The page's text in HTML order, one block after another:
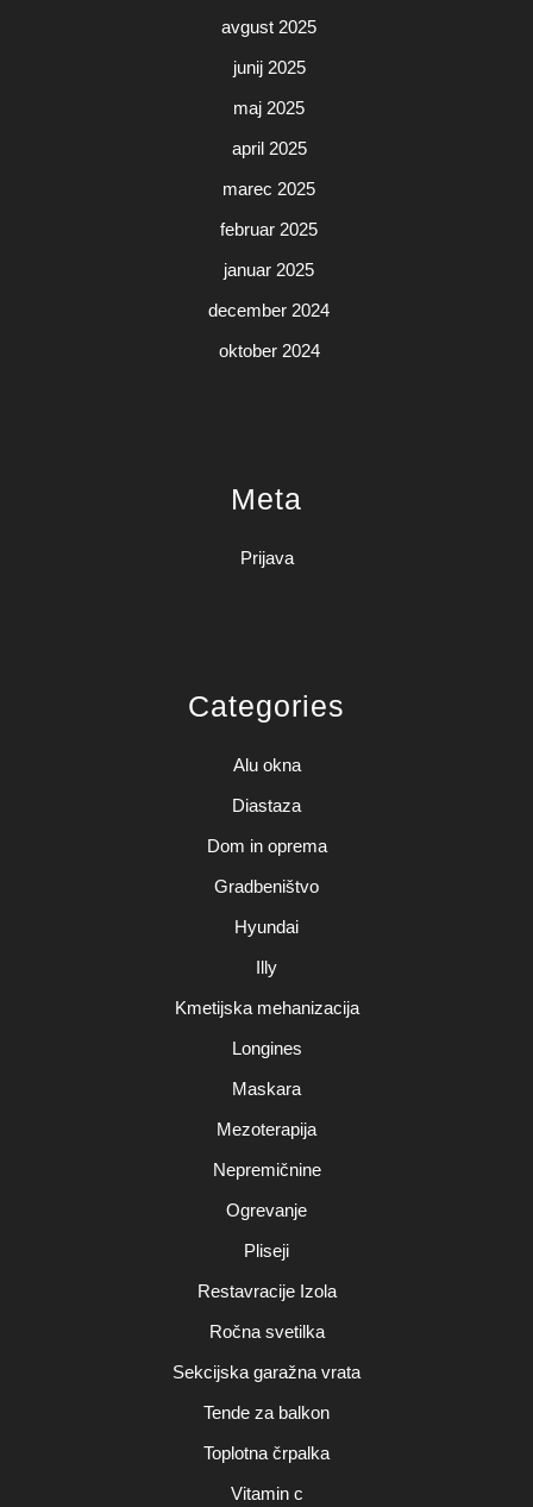
avgust 2025
junij 2025
maj 2025
april 2025
marec 2025
februar 2025
januar 2025
december 2024
oktober 2024
Meta
Prijava
Categories
Alu okna
Diastaza
Dom in oprema
Gradbeništvo
Hyundai
Illy
Kmetijska mehanizacija
Longines
Maskara
Mezoterapija
Nepremičnine
Ogrevanje
Pliseji
Restavracije Izola
Ročna svetilka
Sekcijska garažna vrata
Tende za balkon
Toplotna črpalka
Vitamin c